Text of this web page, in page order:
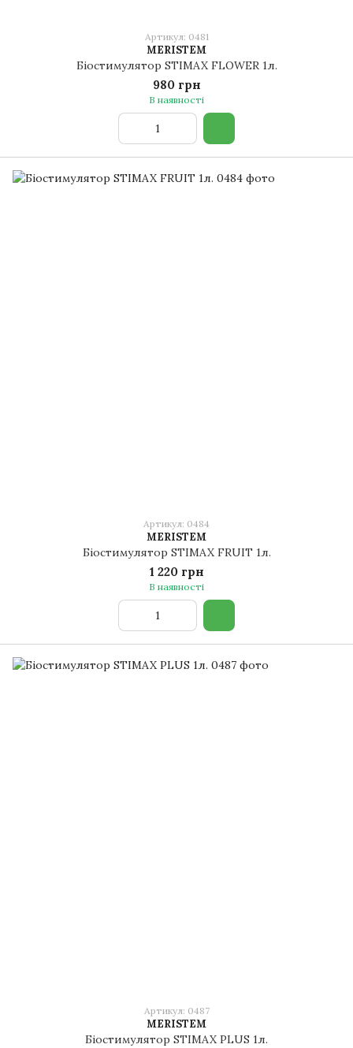
Артикул: 0481
MERISTEM
Біостимулятор STIMAX FLOWER 1л.
980 грн
В наявності
Артикул: 0484
MERISTEM
Біостимулятор STIMAX FRUIT 1л.
1 220 грн
В наявності
Артикул: 0487
MERISTEM
Біостимулятор STIMAX PLUS 1л.